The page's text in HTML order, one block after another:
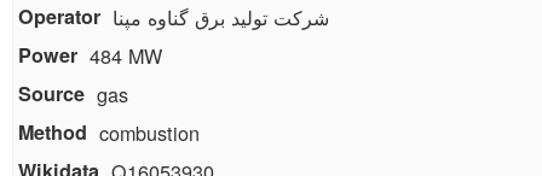
شرکت تولید برق گناوه مپنا
484 MW
gas
combustion